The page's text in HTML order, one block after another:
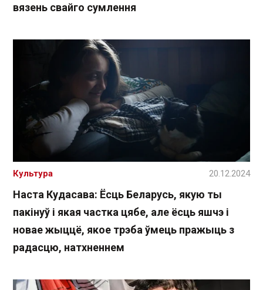
вязень свайго сумлення
Наста Кудасава: Ёсць Беларусь, якую ты
пакінуў і якая частка цябе, але ёсць яшчэ і
новае жыццё, якое трэба ўмець пражыць з
радасцю, натхненнем
Культура 20.12.2024